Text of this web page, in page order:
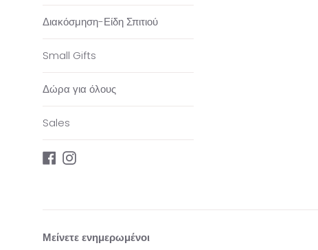
Διακόσμηση-Είδη Σπιτιού
Small Gifts
Δώρα για όλους
Sales
Facebook
Instagram
Μείνετε ενημερωμένοι